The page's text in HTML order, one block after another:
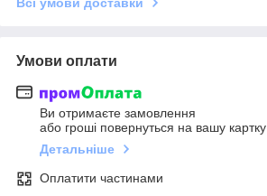
Умови оплати
Ви отримаєте замовлення
або гроші повернуться на вашу картку
Детальніше
Оплатити частинами